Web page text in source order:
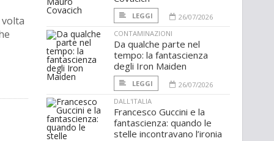
LEGGI
26/07/2026
CONTAMINAZIONI
Da qualche parte nel
tempo: la fantascienza
degli Iron Maiden
LEGGI
26/07/2026
DALL'ITALIA
Francesco Guccini e la
fantascienza: quando le
stelle incontravano l’ironia